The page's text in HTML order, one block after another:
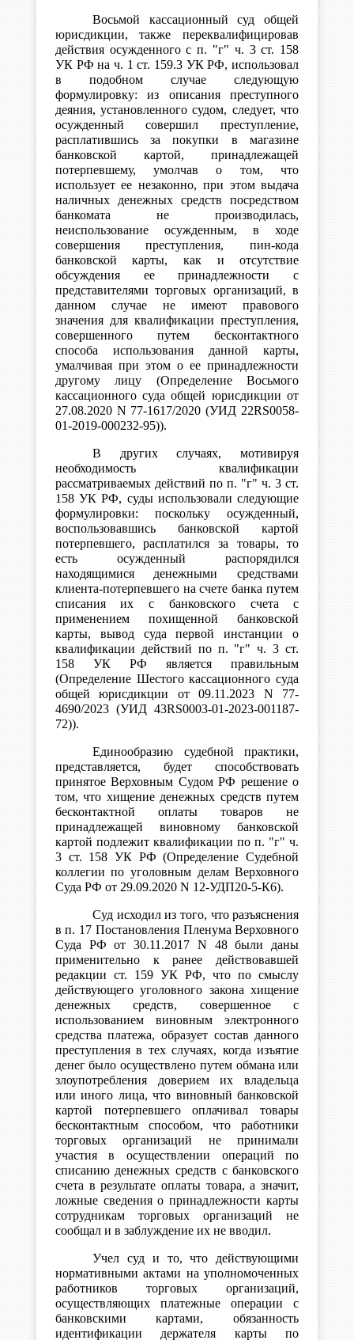
Восьмой кассационный суд общей
юрисдикции, также переквалифицировав
действия осужденного с п. "г" ч. 3 ст. 158
УК РФ на ч. 1 ст. 159.3 УК РФ, использовал
в подобном случае следующую
формулировку: из описания преступного
деяния, установленного судом, следует, что
осужденный совершил преступление,
расплатившись за покупки в магазине
банковской картой, принадлежащей
потерпевшему, умолчав о том, что
использует ее незаконно, при этом выдача
наличных денежных средств посредством
банкомата не производилась,
неиспользование осужденным, в ходе
совершения преступления, пин-кода
банковской карты, как и отсутствие
обсуждения ее принадлежности с
представителями торговых организаций, в
данном случае не имеют правового
значения для квалификации преступления,
совершенного путем бесконтактного
способа использования данной карты,
умалчивая при этом о ее принадлежности
другому лицу (Определение Восьмого
кассационного суда общей юрисдикции от
27.08.2020 N 77-1617/2020 (УИД 22RS0058-
01-2019-000232-95)).
В других случаях, мотивируя
необходимость квалификации
рассматриваемых действий по п. "г" ч. 3 ст.
158 УК РФ, суды использовали следующие
формулировки: поскольку осужденный,
воспользовавшись банковской картой
потерпевшего, расплатился за товары, то
есть осужденный распорядился
находящимися денежными средствами
клиента-потерпевшего на счете банка путем
списания их с банковского счета с
применением похищенной банковской
карты, вывод суда первой инстанции о
квалификации действий по п. "г" ч. 3 ст.
158 УК РФ является правильным
(Определение Шестого кассационного суда
общей юрисдикции от 09.11.2023 N 77-
4690/2023 (УИД 43RS0003-01-2023-001187-
72)).
Единообразию судебной практики,
представляется, будет способствовать
принятое Верховным Судом РФ решение о
том, что хищение денежных средств путем
бесконтактной оплаты товаров не
принадлежащей виновному банковской
картой подлежит квалификации по п. "г" ч.
3 ст. 158 УК РФ (Определение Судебной
коллегии по уголовным делам Верховного
Суда РФ от 29.09.2020 N 12-УДП20-5-К6).
Суд исходил из того, что разъяснения
в п. 17 Постановления Пленума Верховного
Суда РФ от 30.11.2017 N 48 были даны
применительно к ранее действовавшей
редакции ст. 159 УК РФ, что по смыслу
действующего уголовного закона хищение
денежных средств, совершенное с
использованием виновным электронного
средства платежа, образует состав данного
преступления в тех случаях, когда изъятие
денег было осуществлено путем обмана или
злоупотребления доверием их владельца
или иного лица, что виновный банковской
картой потерпевшего оплачивал товары
бесконтактным способом, что работники
торговых организаций не принимали
участия в осуществлении операций по
списанию денежных средств с банковского
счета в результате оплаты товара, а значит,
ложные сведения о принадлежности карты
сотрудникам торговых организаций не
сообщал и в заблуждение их не вводил.
Учел суд и то, что действующими
нормативными актами на уполномоченных
работников торговых организаций,
осуществляющих платежные операции с
банковскими картами, обязанность
идентификации держателя карты по